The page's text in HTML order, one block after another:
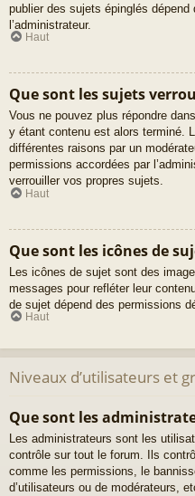
publier des sujets épinglés
l’administrateur.
Haut
Que sont les sujets
Vous ne pouvez plus répondre
y étant contenu est alors terminé.
différentes raisons par un
permissions accordées par
verrouiller vos propres sujets.
Haut
Que sont les icônes de
Les icônes de sujet sont des
messages pour refléter leur
de sujet dépend des permissions
Haut
Niveaux d’utilisateurs et
Que sont les
Les administrateurs sont les
contrôle sur tout le forum. Ils
comme les permissions, le
d’utilisateurs ou de modérateurs,